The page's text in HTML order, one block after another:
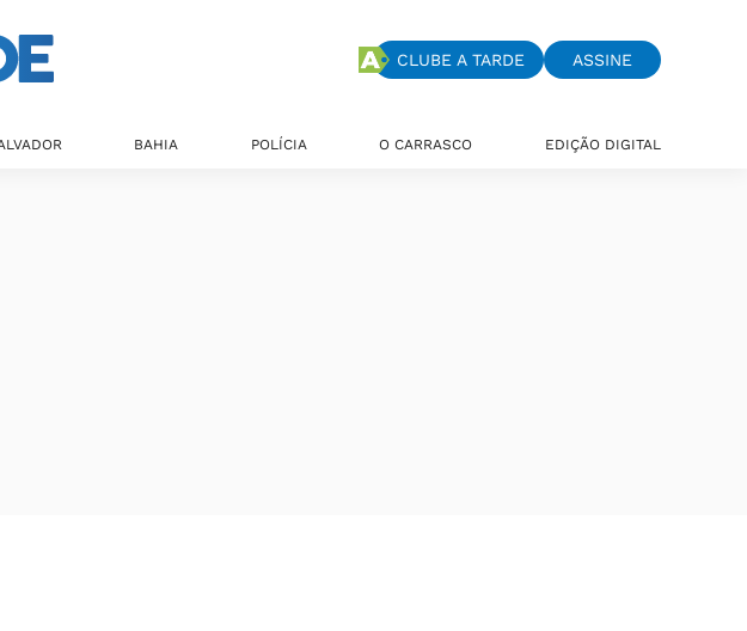
CLUBE A TARDE ASSINE
BAHIA POLÍCIA O CARRASCO EDIÇÃO DIGITAL